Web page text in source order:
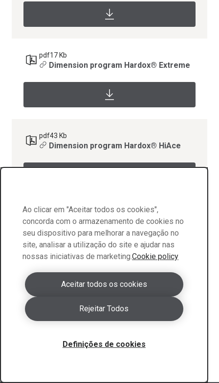
pdf17 Kb
Dimension program Hardox® Extreme
pdf43 Kb
Dimension program Hardox® HiAce
Dimension program Hardox® HiTemp
Dimension program Hardox® HiTuf
Ao clicar em "Aceitar todos os cookies",
concorda com o armazenamento de cookies no
seu dispositivo para melhorar a navegação no
site, analisar a utilização do site e ajudar nas
nossas iniciativas de marketing.Cookie policy
Aceitar todos os cookies
Rejeitar Todos
Definições de cookies